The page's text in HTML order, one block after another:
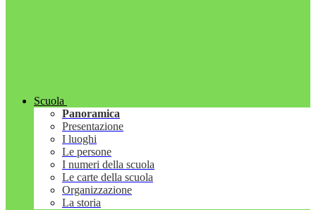
Scuola
Panoramica
Presentazione
I luoghi
Le persone
I numeri della scuola
Le carte della scuola
Organizzazione
La storia